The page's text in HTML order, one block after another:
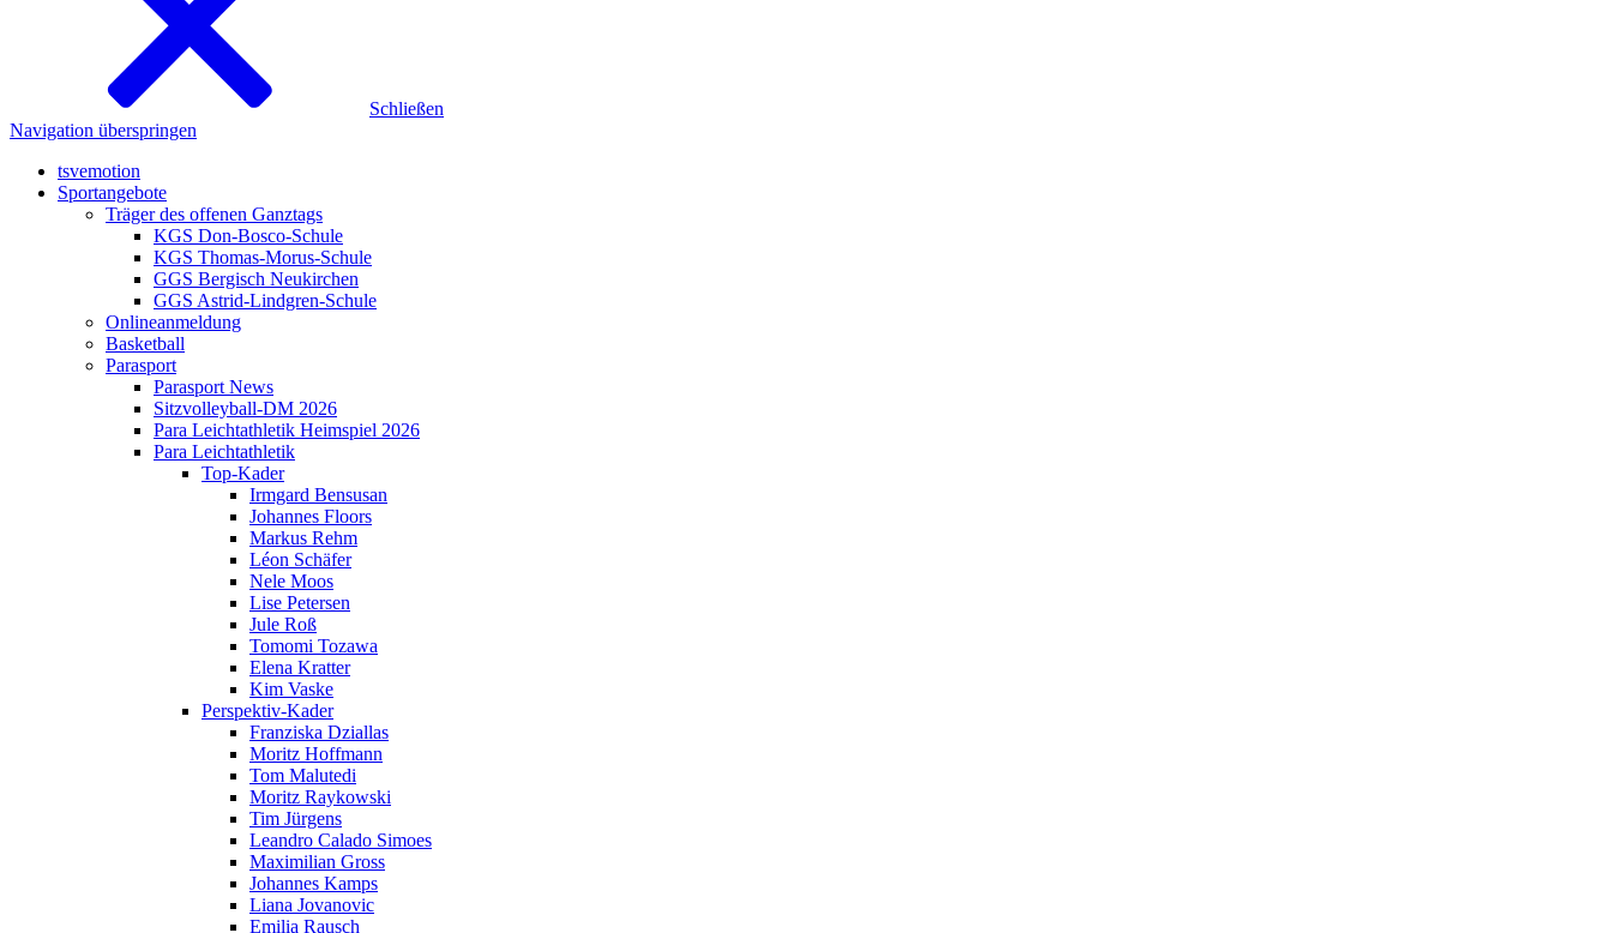
Schließen
Navigation überspringen
tsvemotion
Sportangebote
Träger des offenen Ganztags
KGS Don-Bosco-Schule
KGS Thomas-Morus-Schule
GGS Bergisch Neukirchen
GGS Astrid-Lindgren-Schule
Onlineanmeldung
Basketball
Parasport
Parasport News
Sitzvolleyball-DM 2026
Para Leichtathletik Heimspiel 2026
Para Leichtathletik
Top-Kader
Irmgard Bensusan
Johannes Floors
Markus Rehm
Léon Schäfer
Nele Moos
Lise Petersen
Jule Roß
Tomomi Tozawa
Elena Kratter
Kim Vaske
Perspektiv-Kader
Franziska Dziallas
Moritz Hoffmann
Tom Malutedi
Moritz Raykowski
Tim Jürgens
Leandro Calado Simoes
Maximilian Gross
Johannes Kamps
Liana Jovanovic
Emilia Rausch